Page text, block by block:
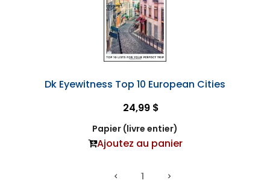
Dk Eyewitness Top 10 European Cities
24,99 $
Papier (livre entier)
Ajoutez au panier
1